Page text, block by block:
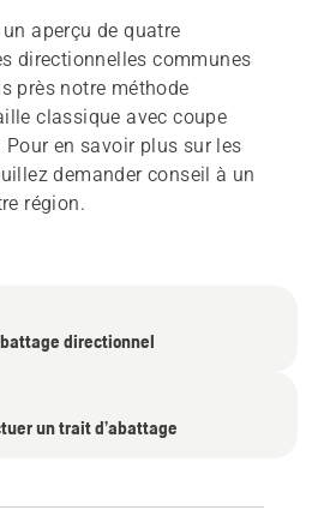
aperçu de quatre
directionnelles communes
près notre méthode
classique avec coupe
en savoir plus sur les
demander conseil à un
région.
directionnel
un trait d’abattage